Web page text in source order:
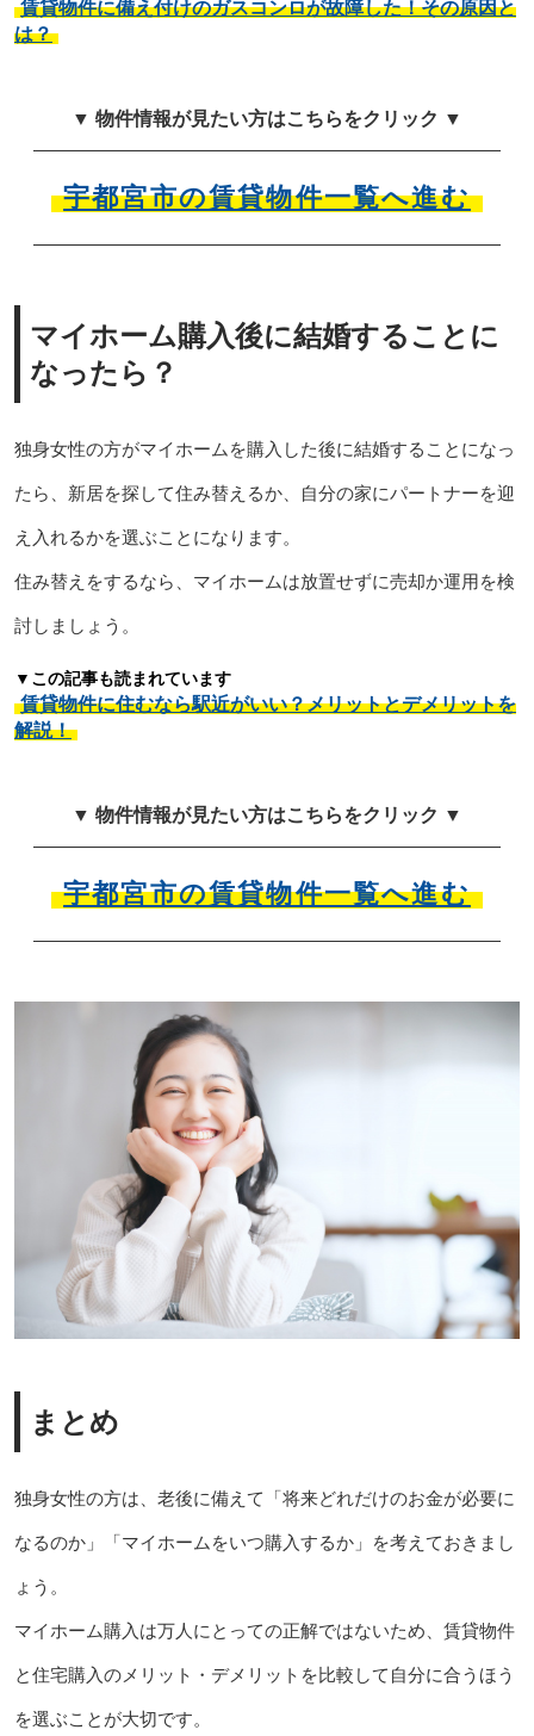
賃貸物件に備え付けのガスコンロが故障した！その原因と
は？
▼ 物件情報が見たい方はこちらをクリック ▼
宇都宮市の賃貸物件一覧へ進む
マイホーム購入後に結婚することに
なったら？
独身女性の方がマイホームを購入した後に結婚することになっ
たら、新居を探して住み替えるか、自分の家にパートナーを迎
え入れるかを選ぶことになります。
住み替えをするなら、マイホームは放置せずに売却か運用を検
討しましょう。
▼この記事も読まれています
賃貸物件に住むなら駅近がいい？メリットとデメリットを
解説！
▼ 物件情報が見たい方はこちらをクリック ▼
宇都宮市の賃貸物件一覧へ進む
まとめ
独身女性の方は、老後に備えて「将来どれだけのお金が必要に
なるのか」「マイホームをいつ購入するか」を考えておきまし
ょう。
マイホーム購入は万人にとっての正解ではないため、賃貸物件
と住宅購入のメリット・デメリットを比較して自分に合うほう
を選ぶことが大切です。